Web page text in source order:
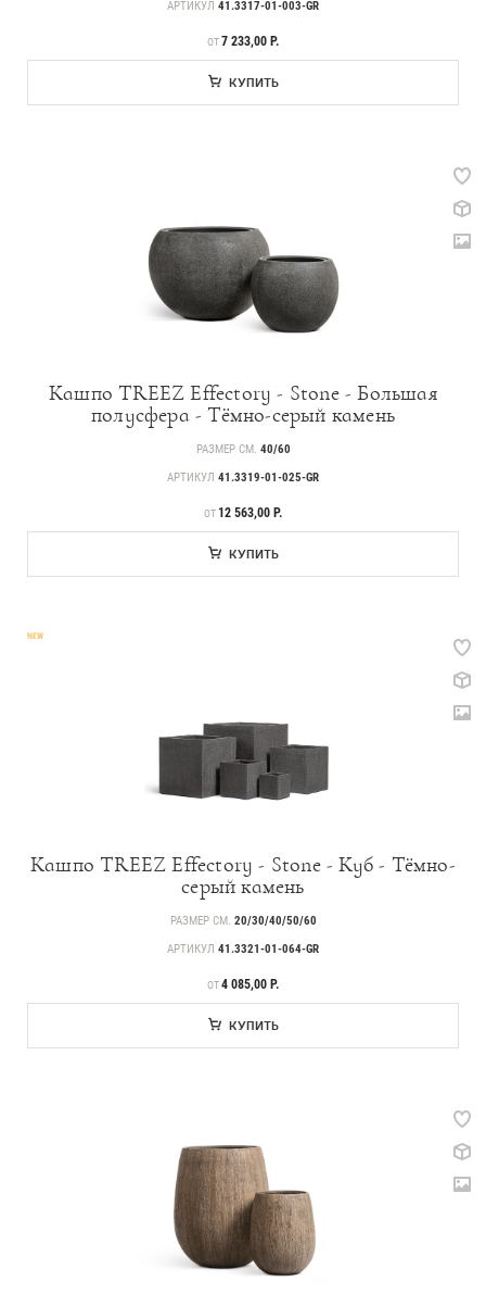
АРТИКУЛ 41.3317-01-003-GR
ЦЕНА
ОТ7 233,00 Р.
КУПИТЬ
Кашпо TREEZ Effectory - Stone - Большая
полусфера - Тёмно-серый камень
РАЗМЕР СМ. 40/60
АРТИКУЛ 41.3319-01-025-GR
ЦЕНА
ОТ 12 563,00 Р.
КУПИТЬ
NEW
Кашпо TREEZ Effectory - Stone - Куб - Тёмно-
серый камень
РАЗМЕР СМ. 20/30/40/50/60
АРТИКУЛ 41.3321-01-064-GR
ЦЕНА
ОТ4 085,00 Р.
КУПИТЬ